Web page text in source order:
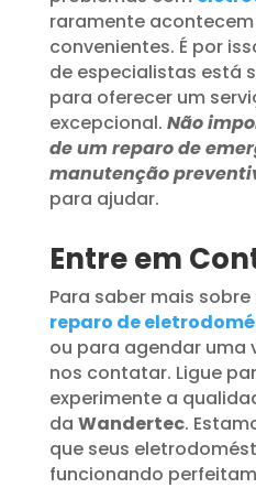
raramente
convenientes. É por
de especialistas está
para oferecer um
excepcional. Não
de um reparo de
manutenção
para ajudar.
Entre em
Para saber mais
reparo de
ou para agendar uma
nos contatar. Ligue
experimente a
da Wandertec.
que seus
funcionando